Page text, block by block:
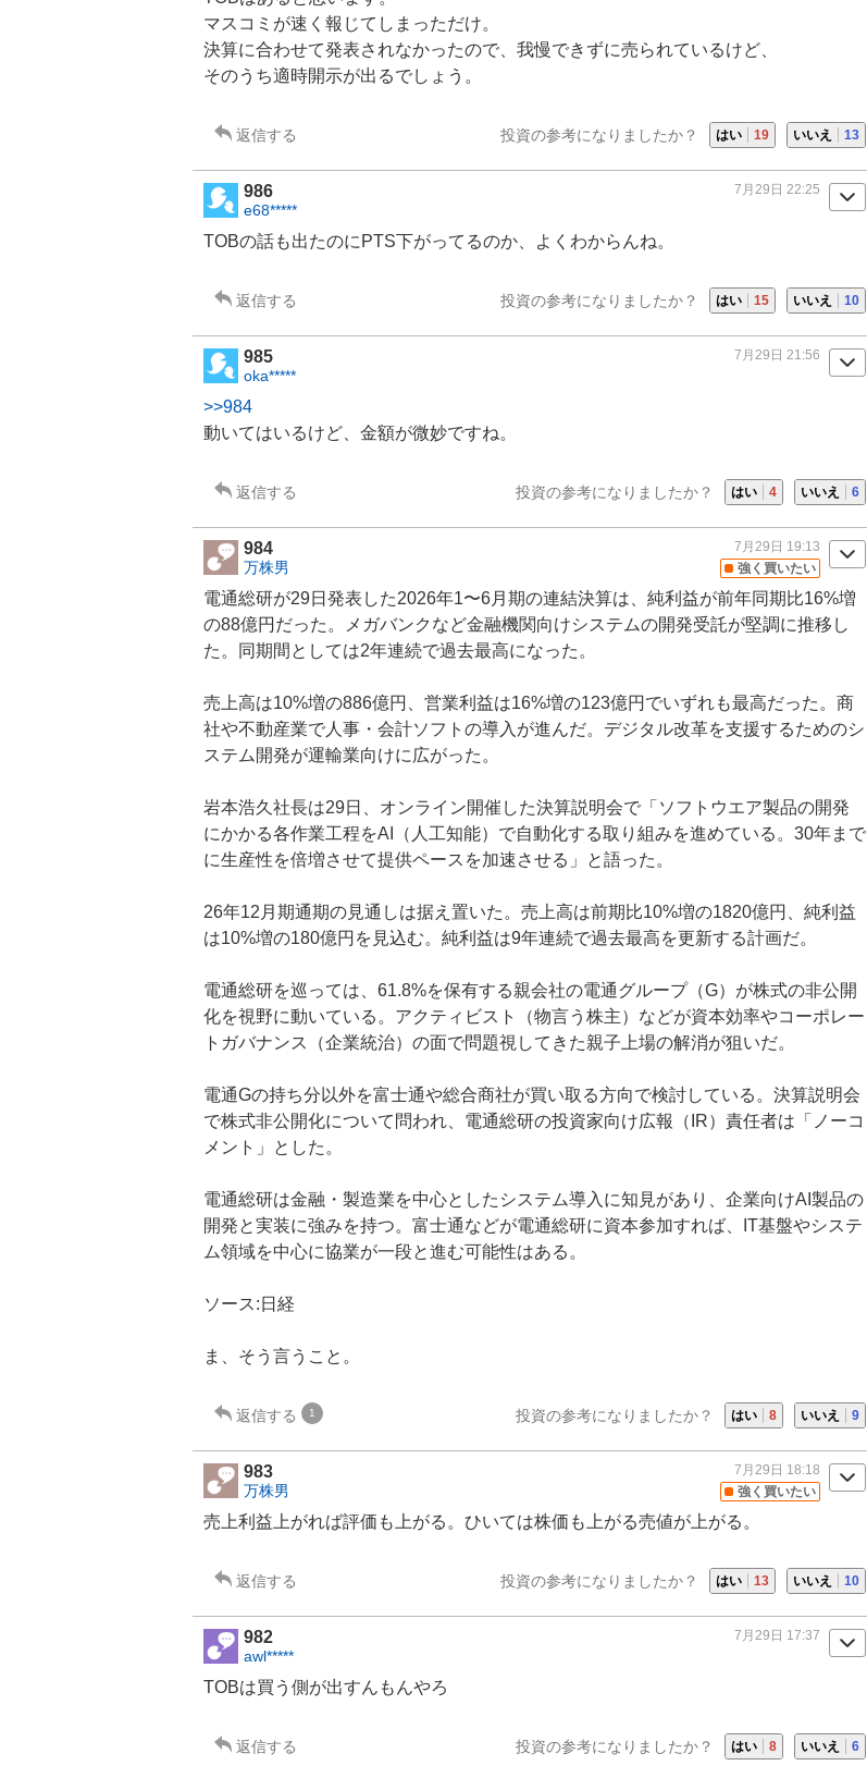
マスコミが速く報じてしまっただけ。
決算に合わせて発表されなかったので、我慢できずに売られているけど、
そのうち適時開示が出るでしょう。
返信する 投資の参考になりましたか？ はい 19 いいえ 13
986
e68*****
7月29日 22:25
TOBの話も出たのにPTS下がってるのか、よくわからんね。
返信する 投資の参考になりましたか？ はい 15 いいえ 10
985
oka*****
7月29日 21:56
>>984
動いてはいるけど、金額が微妙ですね。
返信する 投資の参考になりましたか？ はい 4 いいえ 6
984
万株男 強く買いたい
7月29日 19:13
電通総研が29日発表した2026年1〜6月期の連結決算は、純利益が前年同期比16%増
の88億円だった。
メガバンク など金融機関向けシステムの開発受託が堅調に推移し
た。同期間としては2年連続で過去最高になった。
売上高は10%増の886億円、営業利益は16%増の123億円でいずれも最高だった。 商
社や不動産業で人事・会計ソフトの導入が進んだ。デジタル改革を支援するためのシ
ステム開発が運輸業向けに広がった。
岩本浩久社長は29日、オンライン開催した決算説明会で「ソフトウエア製品の開発
にかかる各作業工程をAI（人工知能）で自動化する取り組みを進めている。30年まで
に生産性を倍増させて提供ペースを加速させる」と語った。
26年12月期通期の見通しは据え置いた。売上高は前期比10%増の1820億円、純利益
は10%増の180億円を見込む。純利益は9年連続で過去最高を更新する計画だ。
電通総研を巡っては、61.8%を保有する親会社の電通グループ（G）が株式の非公開
化を視野に動いている。アクティビスト（物言う株主）などが資本効率やコーポレー
トガバナンス（企業統治）の面で問題視してきた親子上場の解消が狙いだ。
電通Gの持ち分以外を富士通や総合商社が買い取る方向で検討している。決算説明会
で株式非公開化について問われ、電通総研の投資家向け広報（IR）責任者は「ノーコ
メント」とした。
電通総研は金融・製造業を中心としたシステム導入に知見があり、企業向けAI製品の
開発と実装に強みを持つ。富士通などが電通総研に資本参加すれば、IT基盤やシステ
ム領域を中心に協業が一段と進む可能性はある。
ソース:日経
ま、そう言うこと。
返信する 1 投資の参考になりましたか？ はい 8 いいえ 9
983
万株男 強く買いたい
7月29日 18:18
売上利益上がれば評価も上がる。ひいては株価も上がる売値が上がる。
返信する 投資の参考になりましたか？ はい 13 いいえ 10
982
awl*****
7月29日 17:37
TOBは買う側が出すんもんやろ
返信する 投資の参考になりましたか？ はい 8 いいえ 6